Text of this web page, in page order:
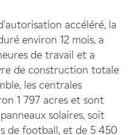
accéléré, la
environ 12 mois, a
de travail et a
de construction totale
les centrales
1 797 acres et sont
solaires, soit
de football, et de 5 450